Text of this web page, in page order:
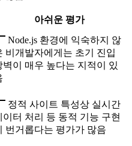
아쉬운 평가
Node.js 환경에 익숙하지 않
비개발자에게는 초기 진입
벽이 매우 높다는 지적이 있
정적 사이트 특성상 실시간
이터 처리 등 동적 기능 구현
번거롭다는 평가가 많음